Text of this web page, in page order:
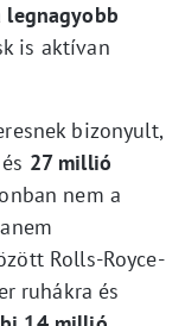
is aktívan
bizonyult,
27 millió
nem a
Rolls-Royce-
ruhákra és